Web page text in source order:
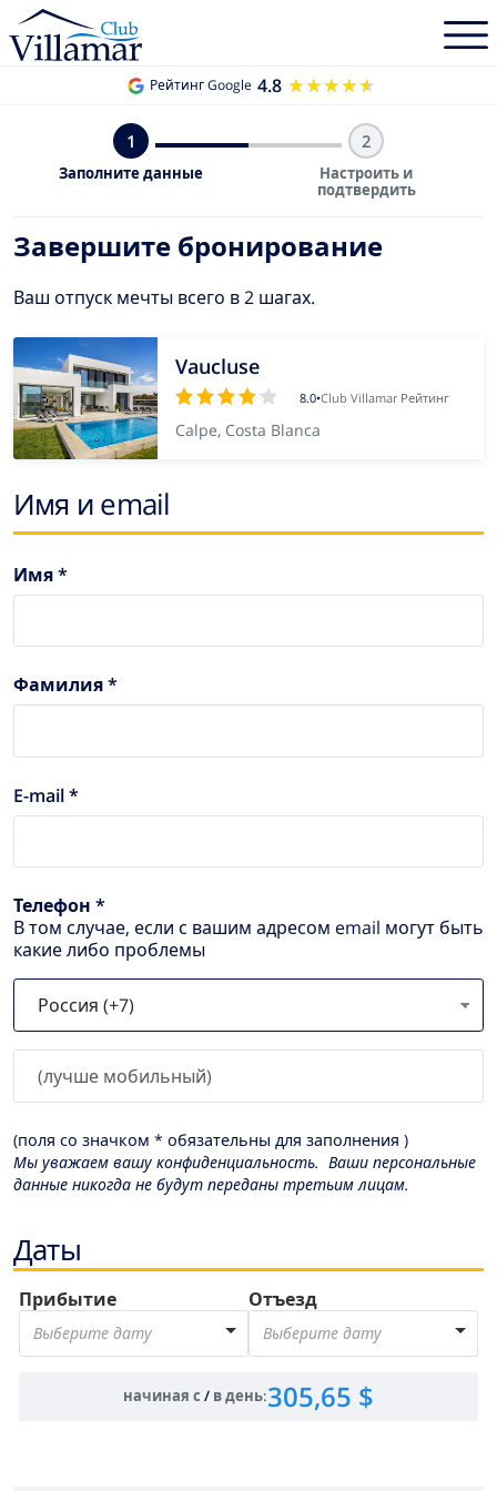
Рейтинг Google 4.8 ★★★★★
★★★★★
1
Заполните данные
2
Настроить и
подтвердить
Завершите бронирование
Ваш отпуск мечты всего в 2 шагах.
Vaucluse
8.0•Club Villamar Рейтинг
Calpe, Costa Blanca
Имя и email
Имя *
Фамилия *
E-mail *
Телефон *
В том случае, если с вашим адресом email могут быть
какие либо проблемы
(поля со значком * обязательны для заполнения )
Мы уважаем вашу конфиденциальность. Ваши персональные
данные никогда не будут переданы третьим лицам.
Даты
Прибытие
Выберите дату
Отъезд
Выберите дату
начиная с / в день:305,65 $